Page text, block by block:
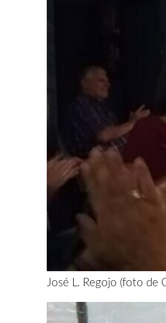
José L. Regojo (foto de